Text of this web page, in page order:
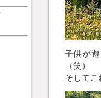
子供が
（笑）
そしてこ